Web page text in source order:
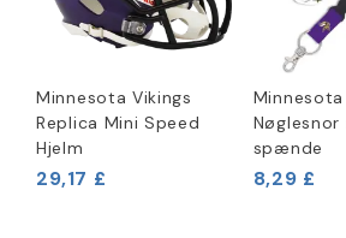
Minnesota Vikings
Replica Mini Speed
Hjelm
29,17 £
Minnesota
spænde
8,29 £